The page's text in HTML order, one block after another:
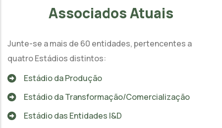
Associados Atuais
Junte-se a mais de 60 entidades, pertencentes a
quatro Estádios distintos:
Estádio da Produção
Estádio da Transformação/Comercialização
Estádio das Entidades I&D